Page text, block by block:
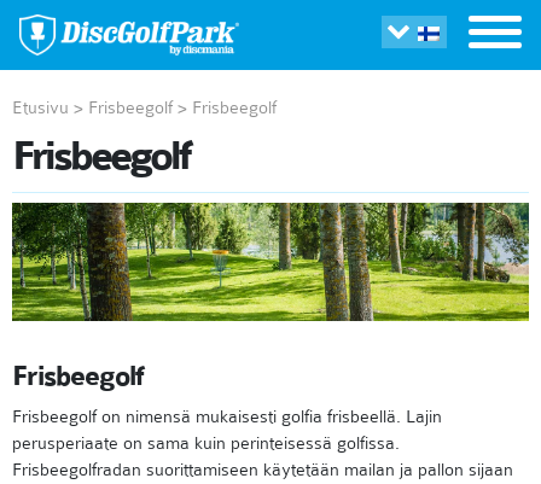
Etusivu > Frisbeegolf> Frisbeegolf
Frisbeegolf
Frisbeegolf
Frisbeegolf on nimensä mukaisesti golfia frisbeellä. Lajin
perusperiaate on sama kuin perinteisessä golfissa.
Frisbeegolfradan suorittamiseen käytetään mailan ja pallon sijaan